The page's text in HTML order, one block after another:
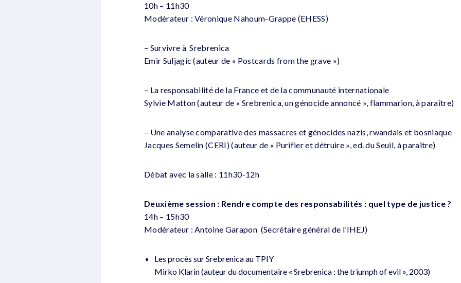
10h – 11h30
Modérateur : Véronique Nahoum-Grappe (EHESS)
– Survivre à Srebrenica
Emir Suljagic (auteur de « Postcards from the grave »)
– La responsabilité de la France et de la communauté internationale
Sylvie Matton (auteur de « Srebrenica, un génocide annoncé », flammarion, à paraître)
– Une analyse comparative des massacres et génocides nazis, rwandais et bosniaque
Jacques Semelin (CERI) (auteur de « Purifier et détruire », ed. du Seuil, à paraître)
Débat avec la salle : 11h30-12h
Deuxième session : Rendre compte des responsabilités : quel type de justice ?
14h – 15h30
Modérateur : Antoine Garapon (Secrétaire général de l’IHEJ)
Les procès sur Srebrenica au TPIY
Mirko Klarin (auteur du documentaire « Srebrenica : the triumph of evil », 2003)